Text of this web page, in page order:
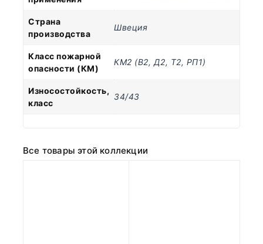
Страна
производства
Швеция
Класс пожарной
опасности (КМ)
КМ2 (В2, Д2, Т2, РП1)
Износостойкость,
класс
34/43
Все товары этой коллекции